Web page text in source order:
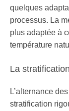
quelques
processus. La
plus adaptée à
température
La
L’alternance
stratification